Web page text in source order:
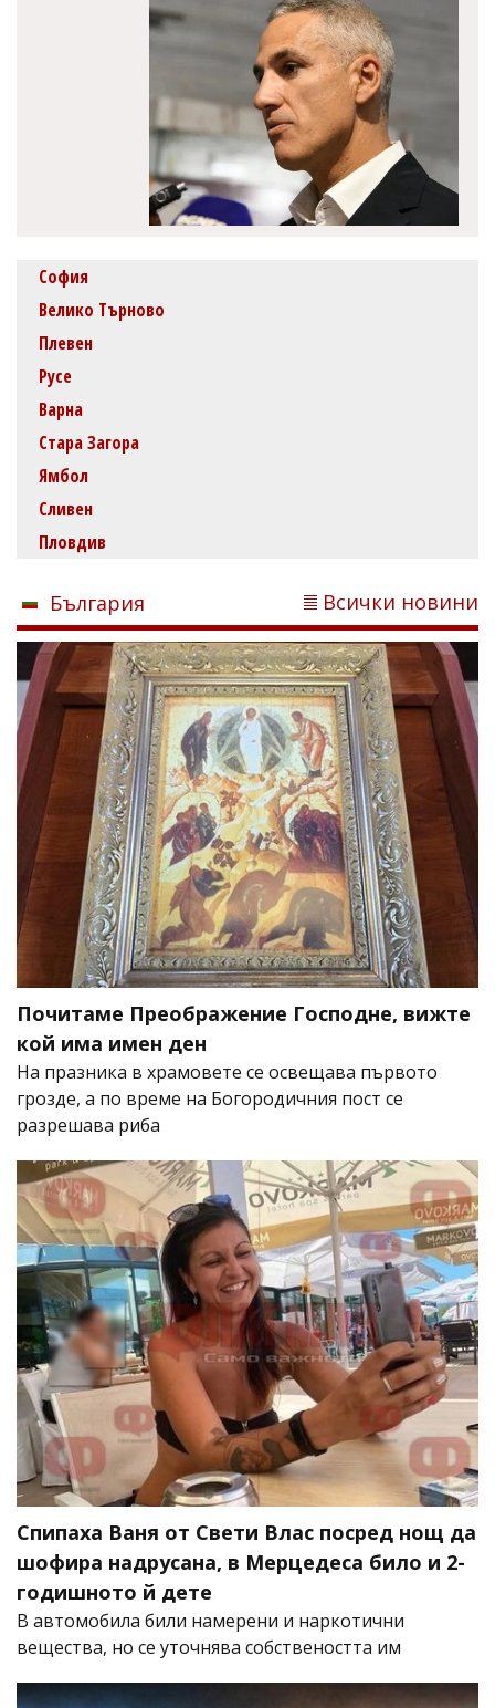
София
Велико Търново
Плевен
Русе
Варна
Стара Загора
Ямбол
Сливен
Пловдив
България Всички новини
Почитаме Преображение Господне, вижте
кой има имен ден
На празника в храмовете се освещава първото
грозде, а по време на Богородичния пост се
разрешава риба
Спипаха Ваня от Свети Влас посред нощ да
шофира надрусана, в Мерцедеса било и 2-
годишното й дете
В автомобила били намерени и наркотични
вещества, но се уточнява собствеността им